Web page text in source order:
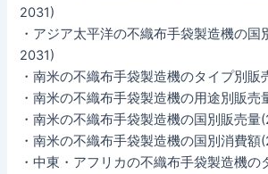
2031)
・アジア太平洋の不織布手袋製造機の
2031)
・南米の不織布手袋製造機のタイプ別
・南米の不織布手袋製造機の用途別販
・南米の不織布手袋製造機の国別販売
・南米の不織布手袋製造機の国別消費
・中東・アフリカの不織布手袋製造機の